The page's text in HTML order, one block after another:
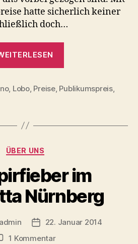
hatte sicherlich keiner
doch…
unser
, Lobo, Preise, Publikumspreis,
Kategorien
ÜBER UNS
im
Nürnberg
Beitragsdatum
22. Januar 2014
1 Kommentarzu